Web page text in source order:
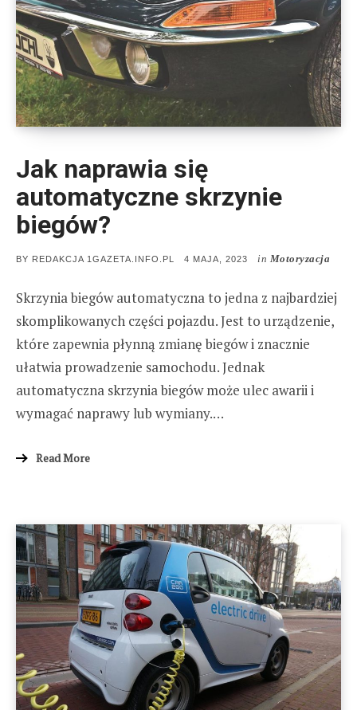
Jak naprawia się
automatyczne skrzynie
biegów?
BY REDAKCJA 1GAZETA.INFO.PL
POSTED
4 MAJA, 2023 in Motoryzacja
Skrzynia biegów automatyczna to jedna z najbardziej
skomplikowanych części pojazdu. Jest to urządzenie,
które zapewnia płynną zmianę biegów i znacznie
ułatwia prowadzenie samochodu. Jednak
automatyczna skrzynia biegów może ulec awarii i
wymagać naprawy lub wymiany.…
Read More